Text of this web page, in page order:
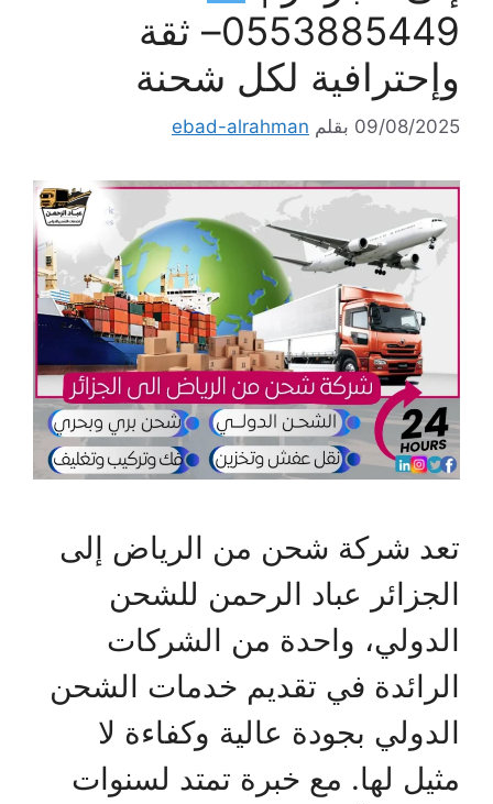
0553885449– ثقة
وإحترافية لكل شحنة
09/08/2025 بقلم ebad-alrahman
تعد شركة شحن من الرياض إلى
الجزائر عباد الرحمن للشحن
الدولي، واحدة من الشركات
الرائدة في تقديم خدمات الشحن
الدولي بجودة عالية وكفاءة لا
مثيل لها. مع خبرة تمتد لسنوات